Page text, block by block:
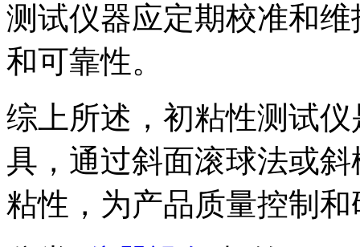
测试仪器应定期校准和
和可靠性。
综上所述，初粘性测试
具，通过斜面滚球法或
粘性，为产品质量控制